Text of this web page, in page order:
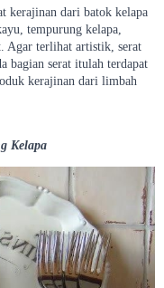
kerajinan dari batok kelapa
tempurung kelapa,
Agar terlihat artistik, serat
bagian serat itulah terdapat
kerajinan dari limbah
Kelapa